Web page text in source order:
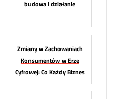
budowa i działanie
Zmiany w Zachowaniach
Konsumentów w Erze
Cyfrowej: Co Każdy Biznes